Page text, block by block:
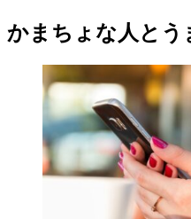
かまちょな人とう